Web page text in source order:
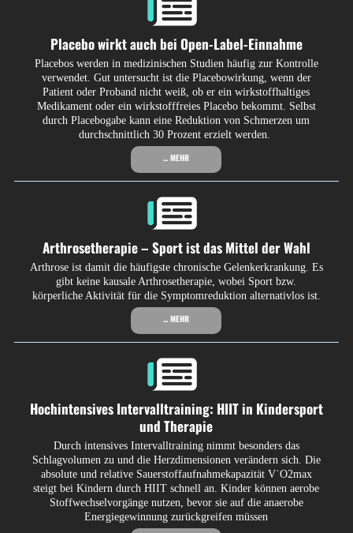
Placebo wirkt auch bei Open-Label-Einnahme
Placebos werden in medizinischen Studien häufig zur Kontrolle
verwendet. Gut untersucht ist die Placebowirkung, wenn der
Patient oder Proband nicht weiß, ob er ein wirkstoffhaltiges
Medikament oder ein wirkstofffreies Placebo bekommt. Selbst
durch Placebogabe kann eine Reduktion von Schmerzen um
durchschnittlich 30 Prozent erzielt werden.
... MEHR
Arthrosetherapie – Sport ist das Mittel der Wahl
Arthrose ist damit die häufigste chronische Gelenkerkrankung. Es
gibt keine kausale Arthrosetherapie, wobei Sport bzw.
körperliche Aktivität für die Symptomreduktion alternativlos ist.
... MEHR
Hochintensives Intervalltraining: HIIT in Kindersport
und Therapie
Durch intensives Intervalltraining nimmt besonders das
Schlagvolumen zu und die Herzdimensionen verändern sich. Die
absolute und relative Sauerstoffaufnahmekapazität V˙O2max
steigt bei Kindern durch HIIT schnell an. Kinder können aerobe
Stoffwechselvorgänge nutzen, bevor sie auf die anaerobe
Energiegewinnung zurückgreifen müssen